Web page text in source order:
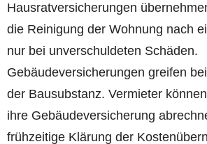
Hausratversicherungen
die Reinigung der Wohnung nach
nur bei unverschuldeten Schäden.
Gebäudeversicherungen greifen
der Bausubstanz. Vermieter
ihre Gebäudeversicherung
frühzeitige Klärung der